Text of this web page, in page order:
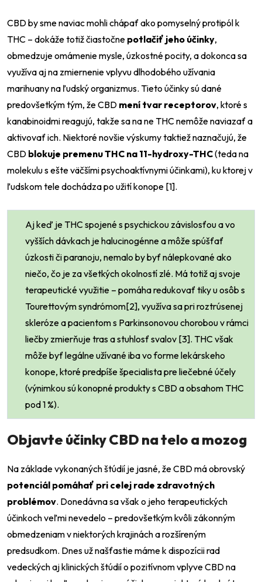
CBD by sme naviac mohli chápať ako pomyselný protipól k
THC – dokáže totiž čiastočne potlačiť jeho účinky,
obmedzuje omámenie mysle, úzkostné pocity, a dokonca sa
využíva aj na zmiernenie vplyvu dlhodobého užívania
marihuany na ľudský organizmus. Tieto účinky sú dané
predovšetkým tým, že CBD mení tvar receptorov, ktoré s
kanabinoidmi reagujú, takže sa na ne THC nemôže naviazať a
aktivovať ich. Niektoré novšie výskumy taktiež naznačujú, že
CBD blokuje premenu THC na 11-hydroxy-THC(teda na
molekulu s ešte väčšími psychoaktívnymi účinkami), ku ktorej v
ľudskom tele dochádza po užití konope [1].
Aj keď je THC spojené s psychickou závislosťou a vo
vyšších dávkach je halucinogénne a môže spúšťať
úzkosti či paranoju, nemalo by byť nálepkované ako
niečo, čo je za všetkých okolností zlé. Má totiž aj svoje
terapeutické využitie – pomáha redukovať tiky u osôb s
Tourettovým syndrómom[2], využíva sa pri roztrúsenej
skleróze a pacientom s Parkinsonovou chorobou v rámci
liečby zmierňuje tras a stuhlosť svalov [3]. THC však
môže byť legálne užívané iba vo forme lekárskeho
konope, ktoré predpíše špecialista pre liečebné účely
(výnimkou sú konopné produkty s CBD a obsahom THC
pod 1 %).
Objavte účinky CBD na telo a mozog
Na základe vykonaných štúdií je jasné, že CBD má obrovský
potenciál pomáhať pri celej rade zdravotných
problémov. Donedávna sa však o jeho terapeutických
účinkoch veľmi nevedelo – predovšetkým kvôli zákonným
obmedzeniam v niektorých krajinách a rozšíreným
predsudkom. Dnes už našťastie máme k dispozícii rad
vedeckých aj klinických štúdií o pozitívnom vplyve CBD na